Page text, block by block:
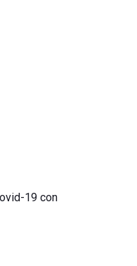
19 con